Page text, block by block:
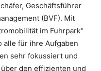
Geschäftsführer
(BVF). Mit
im Fuhrpark“
alle für ihre Aufgaben
sehr fokussiert und
den effizienten und